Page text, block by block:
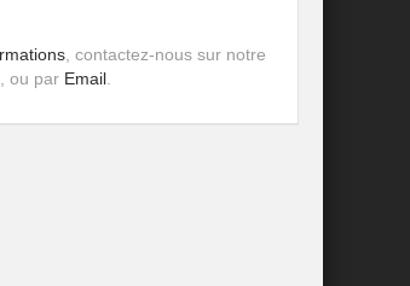
, contactez-nous sur notre
, ou par Email